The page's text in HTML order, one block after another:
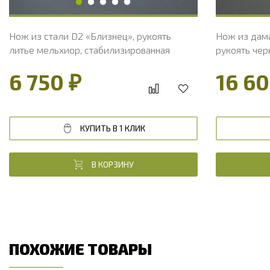
Нож из стали D2 «Близнец», рукоять
литье мельхиор, стабилизированная
6 750 ₽
КУПИТЬ В 1 КЛИК
В КОРЗИНУ
Нож из
рукоять
16
ПОХОЖИЕ ТОВАРЫ